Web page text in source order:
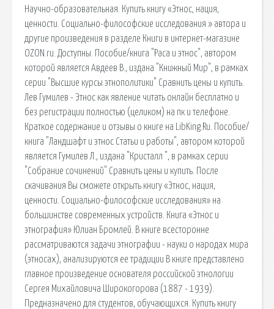
Научно-образовательная. Купить книгу «Этнос, нация,
ценности. Социально-философские исследования » автора и
другие произведения в разделе Книги в интернет-магазине
OZON.ru. Доступны. Пособие/книга "Раса и этнос", автором
которой является Авдеев В., издана "Книжный Мир", в рамках
серии "Высшие курсы этнополитики" Сравнить цены и купить.
Лев Гумилев - Этнос как явление читать онлайн бесплатно и
без регистрации полностью (целиком) на пк и телефоне.
Краткое содержание и отзывы о книге на LibKing.Ru. Пособие/
книга "Ландшафт и этнос Статьи и работы", автором которой
является Гумилев Л., издана "Кристалл ", в рамках серии
"Собрание сочинений" Сравнить цены и купить. После
скачивания Вы сможете открыть книгу «Этнос, нация,
ценности. Социально-философские исследования» на
большинстве современных устройств. Книга «Этнос и
этнография» Юлиан Бромлей. В книге всесторонне
рассматриваются задачи этнографии - науки о народах мира
(этносах), анализируются ее традиции В книге представлено
главное произведение основателя российской этнологии
Сергея Михайловича Широкогорова (1887 - 1939).
Предназначено для студентов, обучающихся. Купить книгу